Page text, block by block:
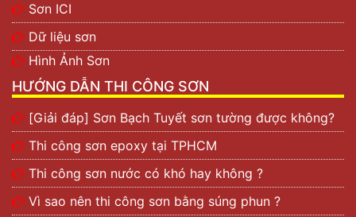
Sơn ICI
Dữ liệu sơn
Hình Ảnh Sơn
HƯỚNG DẪN THI CÔNG SƠN
[Giải đáp] Sơn Bạch Tuyết sơn tường được không?
Thi công sơn epoxy tại TPHCM
Thi công sơn nước có khó hay không ?
Vì sao nên thi công sơn bằng súng phun ?